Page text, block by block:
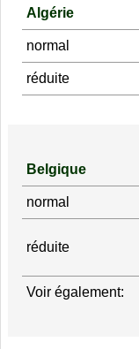
Algérie
normal
réduite
Belgique
normal
réduite
Voir également: